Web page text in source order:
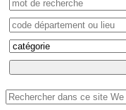
Barre
Rechercher
dans